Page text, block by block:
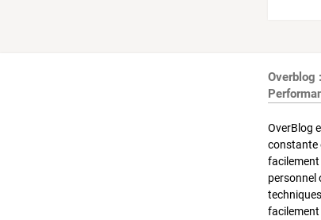
Overblog
OverBlog
constante
facilement
personnel
facilement